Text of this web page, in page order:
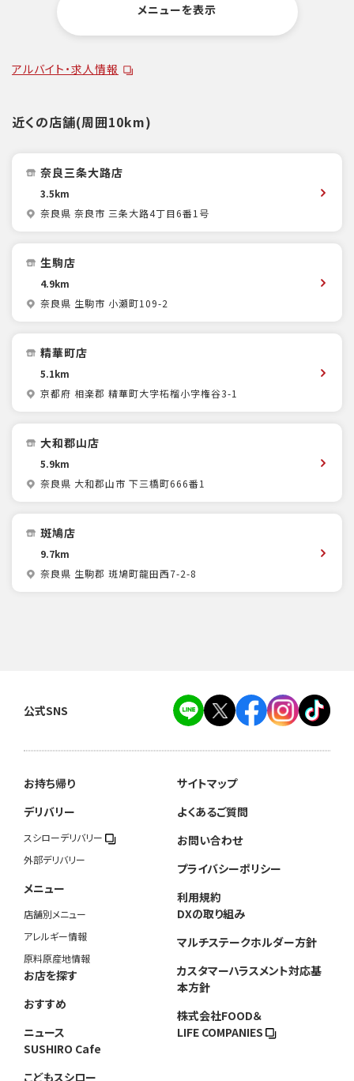
メニューを表示
アルバイト・求人情報
近くの店舗(周囲10km)
奈良三条大路店
3.5km
奈良県 奈良市 三条大路4丁目6番1号
生駒店
4.9km
奈良県 生駒市 小瀬町109-2
精華町店
5.1km
京都府 相楽郡 精華町大字柘榴小字権谷3-1
大和郡山店
5.9km
奈良県 大和郡山市 下三橋町666番1
斑鳩店
9.7km
奈良県 生駒郡 斑鳩町龍田西7-2-8
公式SNS
お持ち帰り
デリバリー
スシローデリバリー
外部デリバリー
メニュー
店舗別メニュー
アレルギー情報
原料原産地情報
お店を探す
おすすめ
ニュース
SUSHIRO Cafe
こどもスシロー
サイトマップ
よくあるご質問
お問い合わせ
プライバシーポリシー
利用規約
DXの取り組み
マルチステークホルダー方針
カスタマーハラスメント対応基
本方針
株式会社FOOD＆
LIFE COMPANIES